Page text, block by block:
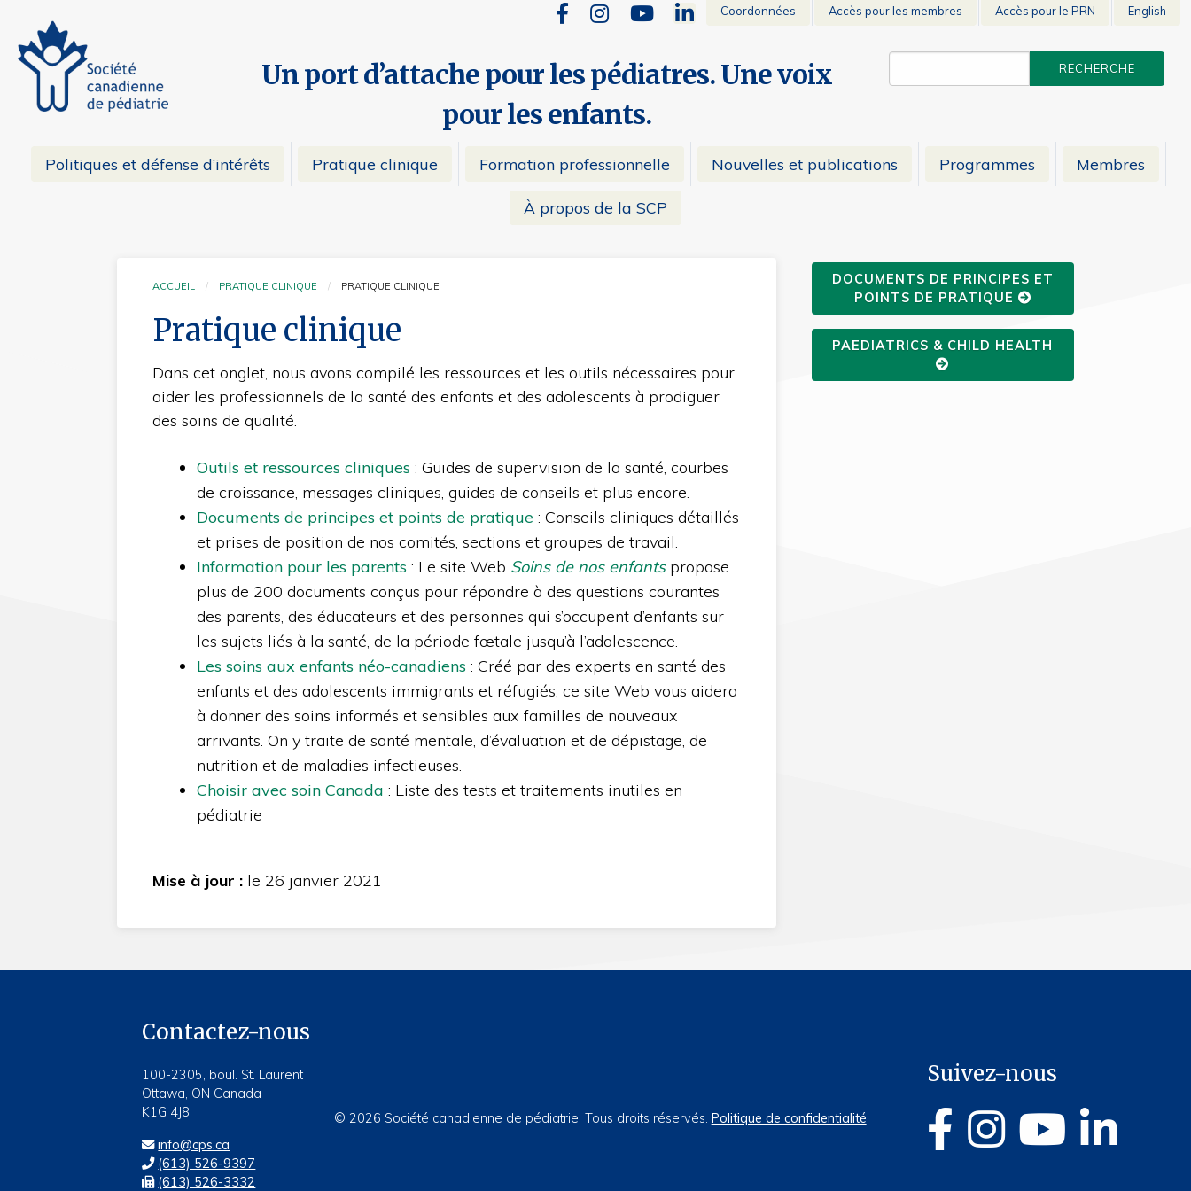
Coordonnées Accès pour les membres Accès pour le PRN English
Un port d’attache pour les pédiatres. Une voix
pour les enfants.
Politiques et défense d’intérêts Pratique clinique Formation professionnelle Nouvelles et publications Programmes Membres
À propos de la SCP
ACCUEIL PRATIQUE CLINIQUE CURRENT:
PRATIQUE CLINIQUE
Pratique clinique
Dans cet onglet, nous avons compilé les ressources et les outils nécessaires pour
aider les professionnels de la santé des enfants et des adolescents à prodiguer
des soins de qualité.
Outils et ressources cliniques : Guides de supervision de la santé, courbes
de croissance, messages cliniques, guides de conseils et plus encore.
Documents de principes et points de pratique: Conseils cliniques détaillés
et prises de position de nos comités, sections et groupes de travail.
Information pour les parents : Le site Web Soins de nos enfantspropose
plus de 200 documents conçus pour répondre à des questions courantes
des parents, des éducateurs et des personnes qui s’occupent d’enfants sur
les sujets liés à la santé, de la période fœtale jusqu’à l’adolescence.
Les soins aux enfants néo-canadiens : Créé par des experts en santé des
enfants et des adolescents immigrants et réfugiés, ce site Web vous aidera
à donner des soins informés et sensibles aux familles de nouveaux
arrivants. On y traite de santé mentale, d’évaluation et de dépistage, de
nutrition et de maladies infectieuses.
Choisir avec soin Canada : Liste des tests et traitements inutiles en
pédiatrie
Mise à jour : le 26 janvier 2021
DOCUMENTS DE PRINCIPES ET
POINTS DE PRATIQUE
PAEDIATRICS & CHILD HEALTH
Contactez-nous
100-2305, boul. St. Laurent
Ottawa, ON Canada
K1G 4J8
info@cps.ca
(613) 526-9397
(613) 526-3332
© 2026 Société canadienne de pédiatrie. Tous droits réservés. Politique de confidentialité
Suivez-nous